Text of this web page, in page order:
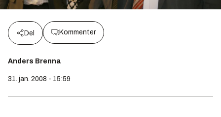
Del Kommenter
Anders Brenna
31. jan. 2008 - 15:59